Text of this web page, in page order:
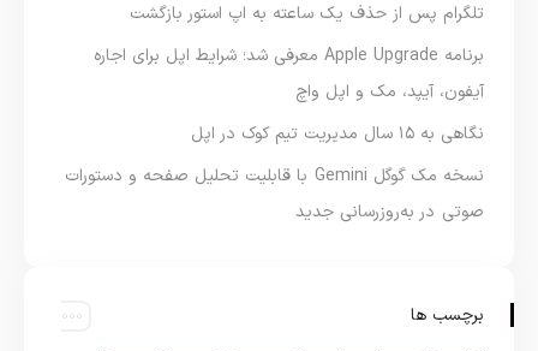
تلگرام پس از حذف یک ساعته به اپ استور بازگشت
برنامه Apple Upgrade معرفی شد؛ شرایط اپل برای اجاره
آیفون، آیپد، مک و اپل واچ
نگاهی به ۱۵ سال مدیریت تیم کوک در اپل
نسخه مک گوگل Gemini با قابلیت تحلیل صفحه و دستورات
صوتی در به‌روزرسانی جدید
برچسب ها